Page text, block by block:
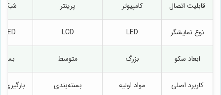
قابلیت اتصال کامپیوتر پرینتر
نوع نمایشگر LED
LCD LED صنعتی
ابعاد سکو بزرگ متوسط
کاربرد اصلی مواد اولیه بسته‌بندی